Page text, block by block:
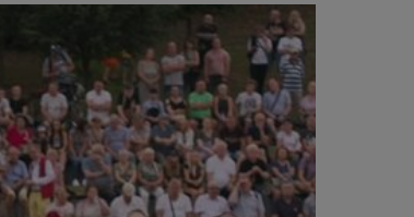
RAPORTY
TVN24 УКРАЇНСЬКОЮ
МОВОЮ